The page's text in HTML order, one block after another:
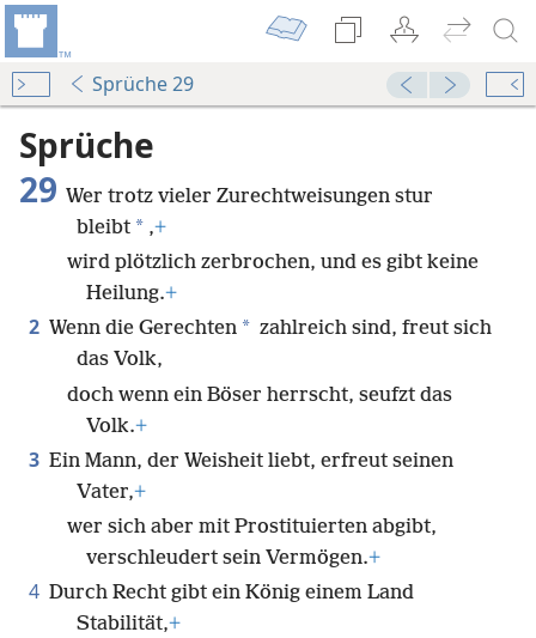
Sprüche 29
Sprüche
29 Wer trotz vieler Zurechtweisungen stur
bleibt * ,+
wird plötzlich zerbrochen, und es gibt keine
Heilung.+
2 Wenn die Gerechten * zahlreich sind, freut sich
das Volk,
doch wenn ein Böser herrscht, seufzt das
Volk.+
3 Ein Mann, der Weisheit liebt, erfreut seinen
Vater,+
wer sich aber mit Prostituierten abgibt,
verschleudert sein Vermögen.+
4 Durch Recht gibt ein König einem Land
Stabilität,+